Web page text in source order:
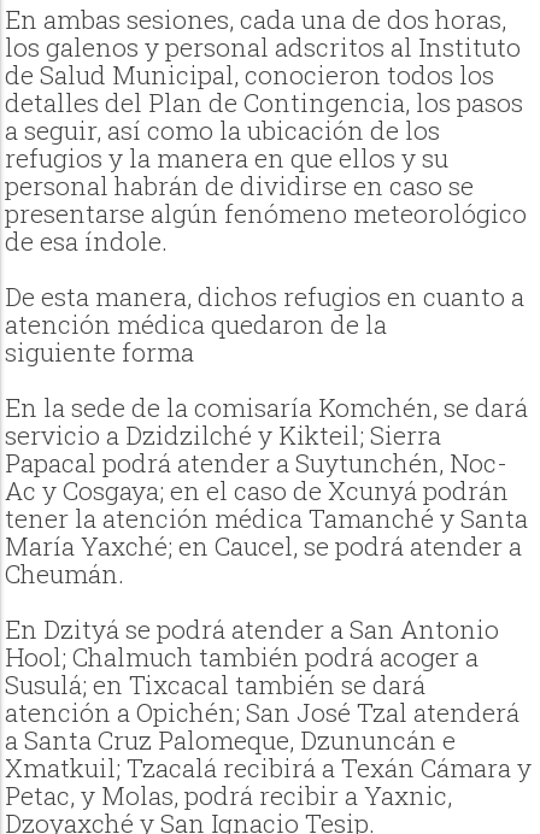
En ambas sesiones, cada una de dos horas,
los galenos y personal adscritos al Instituto
de Salud Municipal, conocieron todos los
detalles del Plan de Contingencia, los pasos
a seguir, así como la ubicación de los
refugios y la manera en que ellos y su
personal habrán de dividirse en caso se
presentarse algún fenómeno meteorológico
de esa índole.
De esta manera, dichos refugios en cuanto a
atención médica quedaron de la
siguiente forma
En la sede de la comisaría Komchén, se dará
servicio a Dzidzilché y Kikteil; Sierra
Papacal podrá atender a Suytunchén, Noc-
Ac y Cosgaya; en el caso de Xcunyá podrán
tener la atención médica Tamanché y Santa
María Yaxché; en Caucel, se podrá atender a
Cheumán.
En Dzityá se podrá atender a San Antonio
Hool; Chalmuch también podrá acoger a
Susulá; en Tixcacal también se dará
atención a Opichén; San José Tzal atenderá
a Santa Cruz Palomeque, Dzununcán e
Xmatkuil; Tzacalá recibirá a Texán Cámara y
Petac, y Molas, podrá recibir a Yaxnic,
Dzoyaxché y San Ignacio Tesip.